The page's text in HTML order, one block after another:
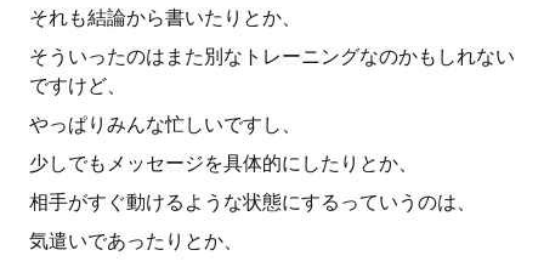
それも結論から書いたりとか、
そういったのはまた別なトレーニングなのかもしれない
ですけど、
やっぱりみんな忙しいですし、
少しでもメッセージを具体的にしたりとか、
相手がすぐ動けるような状態にするっていうのは、
気遣いであったりとか、